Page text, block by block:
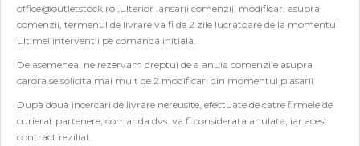
office@outletstock.ro ,ulterior lansarii comenzii, modificari asupra
comenzii, termenul de livrare va fi de 2 zile lucratoare de la momentul
ultimei interventii pe comanda initiala.
De asemenea, ne rezervam dreptul de a anula comenzile asupra
carora se solicita mai mult de 2 modificari din momentul plasarii.
Dupa doua incercari de livrare nereusite, efectuate de catre firmele de
curierat partenere, comanda dvs. va fi considerata anulata, iar acest
contract reziliat.